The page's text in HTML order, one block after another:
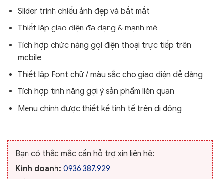
Slider trình chiếu ảnh đẹp và bắt mắt
Thiết lập giao diện đa dạng & mạnh mẽ
Tích hợp chức năng gọi điện thoại trực tiếp trên
mobile
Thiết lập Font chữ / màu sắc cho giao diện dễ dàng
Tích hợp tính năng gợi ý sản phẩm liên quan
Menu chính được thiết kế tinh tế trên di động
Bạn có thắc mắc cần hỗ trợ xin liên hệ:
Kinh doanh: 0936.387.929